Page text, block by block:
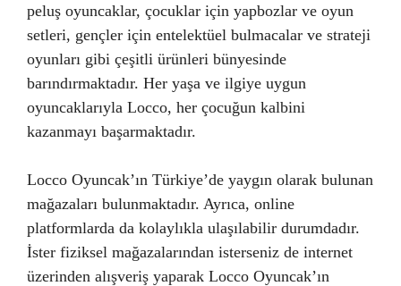
peluş oyuncaklar, çocuklar için yapbozlar ve oyun
setleri, gençler için entelektüel bulmacalar ve strateji
oyunları gibi çeşitli ürünleri bünyesinde
barındırmaktadır. Her yaşa ve ilgiye uygun
oyuncaklarıyla Locco, her çocuğun kalbini
kazanmayı başarmaktadır.
Locco Oyuncak’ın Türkiye’de yaygın olarak bulunan
mağazaları bulunmaktadır. Ayrıca, online
platformlarda da kolaylıkla ulaşılabilir durumdadır.
İster fiziksel mağazalarından isterseniz de internet
üzerinden alışveriş yaparak Locco Oyuncak’ın